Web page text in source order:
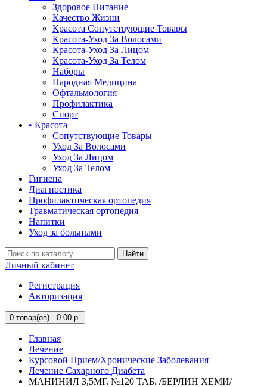
Здоровое Питание
Качество Жизни
Красота Сопутствующие Товары
Красота-Уход За Волосами
Красота-Уход За Лицом
Красота-Уход За Телом
Наборы
Народная Медицина
Офтальмология
Профилактика
Спорт
• Красота
Сопутствующие Товары
Уход За Волосами
Уход За Лицом
Уход За Телом
Гигиена
Диагностика
Профилактическая ортопедия
Травматическая ортопедия
Напитки
Уход за больными
Найти
Личный кабинет
Регистрация
Авторизация
0 товар(ов) - 0.00 р.
Главная
Лечение
Курсовой Прием/Хронические Заболевания
Лечение Сахарного Диабета
МАНИНИЛ 3,5МГ. №120 ТАБ. /БЕРЛИН ХЕМИ/